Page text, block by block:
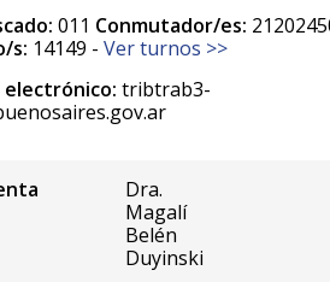
011 Conmutador/es:
s: 14149 - Ver turnos >>
electrónico: tribtrab3-
Dra.
Magalí
Belén
Duyinski